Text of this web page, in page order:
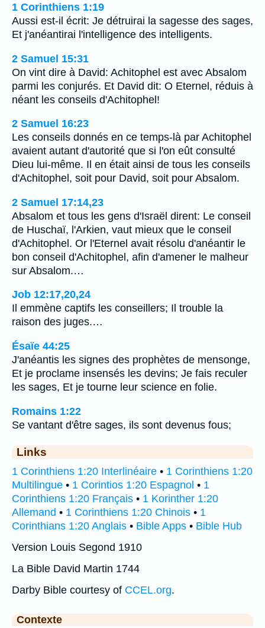
1 Corinthiens 1:19
Aussi est-il écrit: Je détruirai la sagesse des sages,
Et j'anéantirai l'intelligence des intelligents.
2 Samuel 15:31
On vint dire à David: Achitophel est avec Absalom
parmi les conjurés. Et David dit: O Eternel, réduis à
néant les conseils d'Achitophel!
2 Samuel 16:23
Les conseils donnés en ce temps-là par Achitophel
avaient autant d'autorité que si l'on eût consulté
Dieu lui-même. Il en était ainsi de tous les conseils
d'Achitophel, soit pour David, soit pour Absalom.
2 Samuel 17:14,23
Absalom et tous les gens d'Israël dirent: Le conseil
de Huschaï, l'Arkien, vaut mieux que le conseil
d'Achitophel. Or l'Eternel avait résolu d'anéantir le
bon conseil d'Achitophel, afin d'amener le malheur
sur Absalom.…
Job 12:17,20,24
Il emmène captifs les conseillers; Il trouble la
raison des juges.…
Ésaïe 44:25
J'anéantis les signes des prophètes de mensonge,
Et je proclame insensés les devins; Je fais reculer
les sages, Et je tourne leur science en folie.
Romains 1:22
Se vantant d'être sages, ils sont devenus fous;
Links
1 Corinthiens 1:20 Interlinéaire • 1 Corinthiens 1:20
Multilingue • 1 Corintios 1:20 Espagnol • 1
Corinthiens 1:20 Français • 1 Korinther 1:20
Allemand • 1 Corinthiens 1:20 Chinois • 1
Corinthians 1:20 Anglais • Bible Apps • Bible Hub
Version Louis Segond 1910
La Bible David Martin 1744
Darby Bible courtesy of CCEL.org.
Contexte